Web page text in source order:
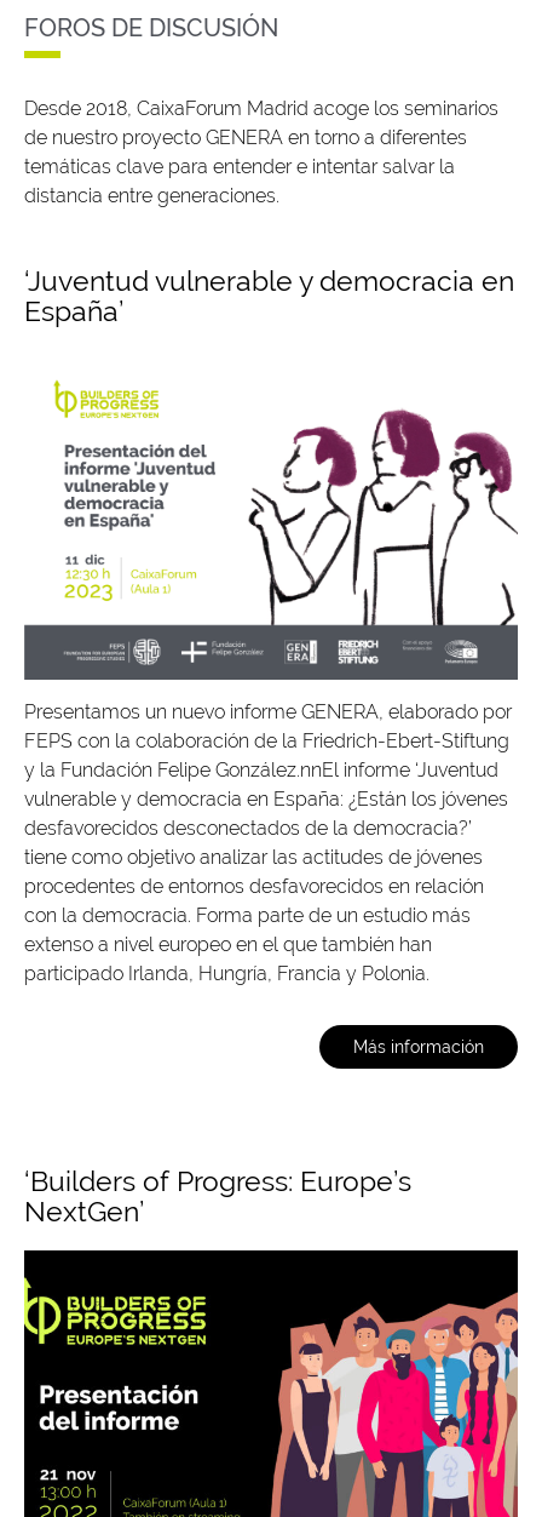
FOROS DE DISCUSIÓN
Desde 2018, CaixaForum Madrid acoge los seminarios
de nuestro proyecto GENERA en torno a diferentes
temáticas clave para entender e intentar salvar la
distancia entre generaciones.
‘Juventud vulnerable y democracia en
España’
Presentamos un nuevo informe GENERA, elaborado por
FEPS con la colaboración de la Friedrich-Ebert-Stiftung
y la Fundación Felipe González.nnEl informe ‘Juventud
vulnerable y democracia en España: ¿Están los jóvenes
desfavorecidos desconectados de la democracia?’
tiene como objetivo analizar las actitudes de jóvenes
procedentes de entornos desfavorecidos en relación
con la democracia. Forma parte de un estudio más
extenso a nivel europeo en el que también han
participado Irlanda, Hungría, Francia y Polonia.
Más información
‘Builders of Progress: Europe’s
NextGen’